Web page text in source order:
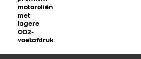
motoroliën
met
lagere
CO2-
voetafdruk